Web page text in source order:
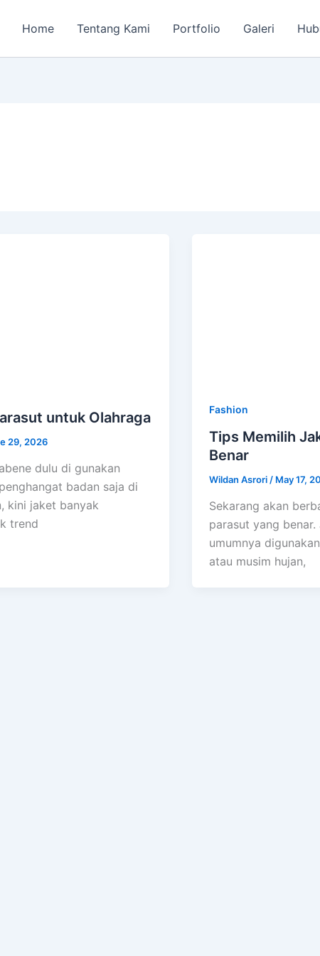
Home Tentang Kami Portfolio Galeri
untuk Olahraga
29, 2026
dulu di gunakan
badan saja di
kini jaket banyak
trend
Fashion
Tips Memilih
Benar
Wildan Asrori / May 17,
Sekarang akan
parasut yang
umumnya
atau musim hujan,